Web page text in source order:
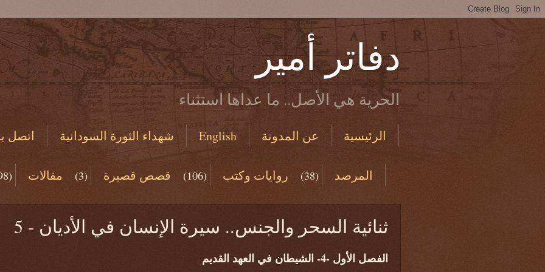
دفاتر أمير
الحرية هي الأصل.. ما عداها استثناء
الرئيسية عن المدونة English شهداء الثورة السودانية
اتصل
المرصد
(38) روايات وكتب (106) قصص قصيرة (3) مقالات
ثنائية السحر والجنس.. سيرة الإنسان في الأديان - 5
الفصل الأول -4- الشيطان في العهد القديم